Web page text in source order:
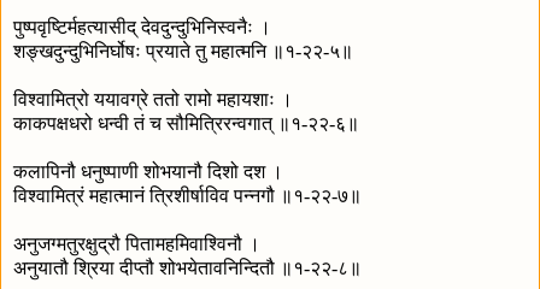
पुष्पवृष्टिर्महत्यासीद् देवदुन्दुभिनिस्वनैः ।
शङ्खदुन्दुभिनिर्घोषः प्रयाते तु महात्मनि ॥१-२२-५॥
विश्वामित्रो ययावग्रे ततो रामो महायशाः ।
काकपक्षधरो धन्वी तं च सौमित्रिरन्वगात् ॥१-२२-६॥
कलापिनौ धनुष्पाणी शोभयानौ दिशो दश ।
विश्वामित्रं महात्मानं त्रिशीर्षाविव पन्नगौ ॥१-२२-७॥
अनुजग्मतुरक्षुद्रौ पितामहमिवाश्विनौ ।
अनुयातौ श्रिया दीप्तौ शोभयेतावनिन्दितौ ॥१-२२-८॥